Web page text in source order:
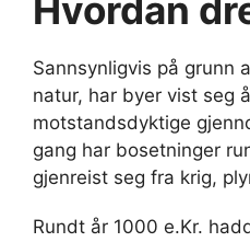
Hvordan
Sannsynligvis på grunn
natur, har byer vist seg
motstandsdyktige
gang har bosetninger
gjenreist seg fra krig,
Rundt år 1000 e.Kr.